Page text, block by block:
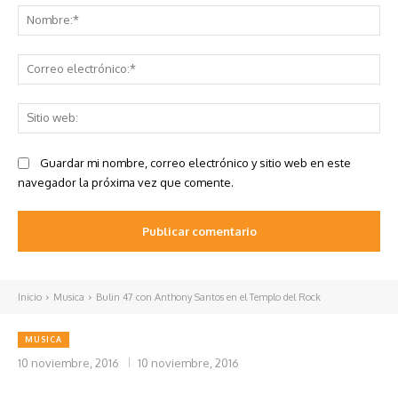
Guardar mi nombre, correo electrónico y sitio web en este
navegador la próxima vez que comente.